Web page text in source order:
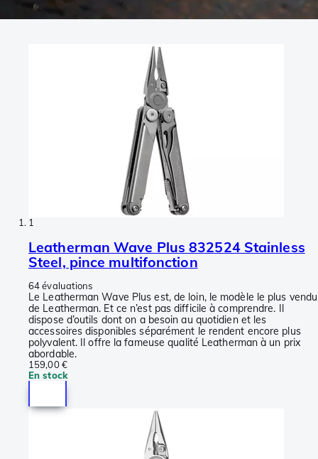
1
Leatherman Wave Plus 832524 Stainless
Steel, pince multifonction
64 évaluations
Le Leatherman Wave Plus est, de loin, le modèle le plus vendu
de Leatherman. Et ce n’est pas difficile à comprendre. Il
dispose d’outils dont on a besoin au quotidien et les
accessoires disponibles séparément le rendent encore plus
polyvalent. Il offre la fameuse qualité Leatherman à un prix
abordable.
159,00 €
En stock